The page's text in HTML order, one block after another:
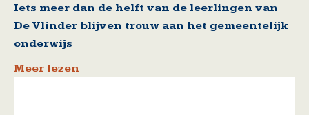
Iets meer dan de helft van de leerlingen van
De Vlinder blijven trouw aan het gemeentelijk
onderwijs
Meer lezen